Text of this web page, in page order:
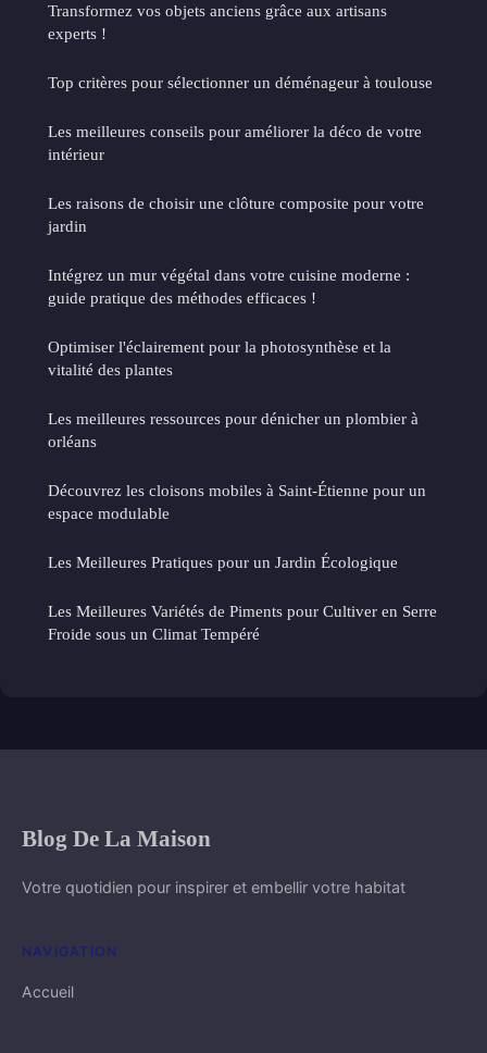
Transformez vos objets anciens grâce aux artisans
experts !
Top critères pour sélectionner un déménageur à toulouse
Les meilleures conseils pour améliorer la déco de votre
intérieur
Les raisons de choisir une clôture composite pour votre
jardin
Intégrez un mur végétal dans votre cuisine moderne :
guide pratique des méthodes efficaces !
Optimiser l'éclairement pour la photosynthèse et la
vitalité des plantes
Les meilleures ressources pour dénicher un plombier à
orléans
Découvrez les cloisons mobiles à Saint-Étienne pour un
espace modulable
Les Meilleures Pratiques pour un Jardin Écologique
Les Meilleures Variétés de Piments pour Cultiver en Serre
Froide sous un Climat Tempéré
Blog De La Maison
Votre quotidien pour inspirer et embellir votre habitat
NAVIGATION
Accueil